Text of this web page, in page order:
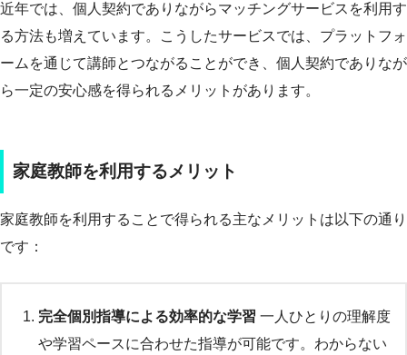
近年では、個人契約でありながらマッチングサービスを利用す
る方法も増えています。こうしたサービスでは、プラットフォ
ームを通じて講師とつながることができ、個人契約でありなが
ら一定の安心感を得られるメリットがあります。
家庭教師を利用するメリット
家庭教師を利用することで得られる主なメリットは以下の通り
です：
完全個別指導による効率的な学習 一人ひとりの理解度
や学習ペースに合わせた指導が可能です。わからない